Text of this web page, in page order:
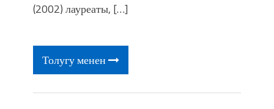
(2002) лауреаты, […]
Толугу менен